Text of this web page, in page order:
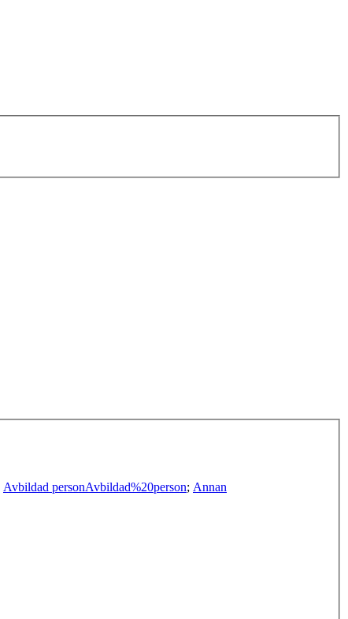
Avbildad personAvbildad%20person; Annan